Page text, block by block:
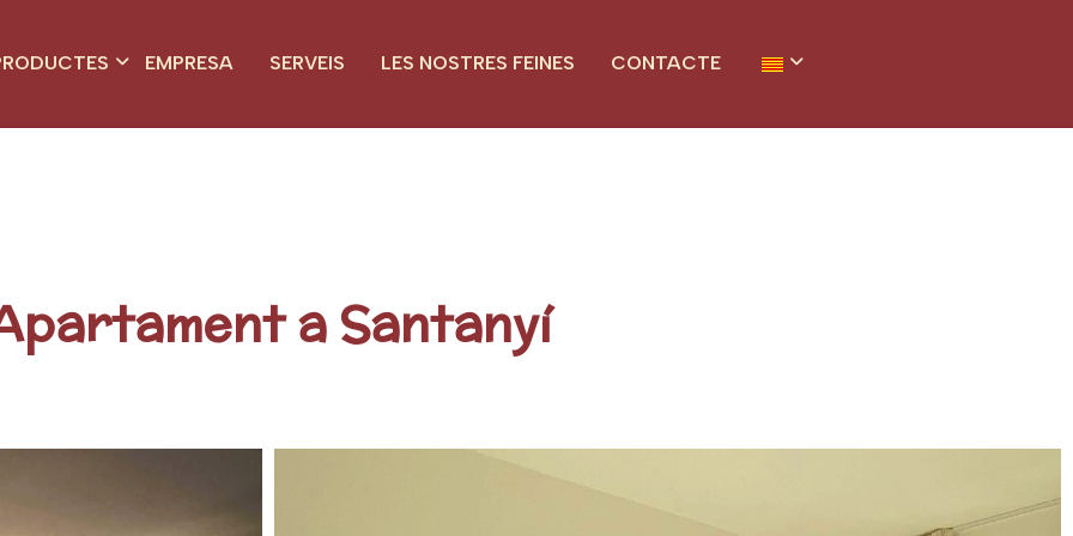
EMPRESA SERVEIS LES NOSTRES FEINES CONTACTE
a Santanyí